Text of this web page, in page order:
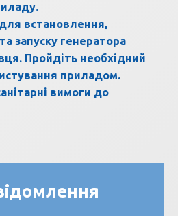
встановлення,
запуску генератора
Пройдіть необхідний
приладом.